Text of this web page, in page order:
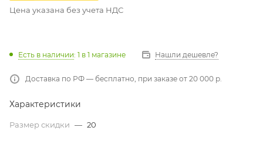
Цена указана без учета НДС
Есть в наличии: 1 в 1 магазине Нашли дешевле?
Доставка по РФ — бесплатно, при заказе от 20 000 р.
Характеристики
Размер скидки — 20